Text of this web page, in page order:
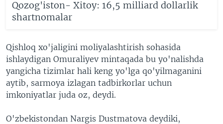
Qozog'iston- Xitoy: 16,5 milliard dollarlik
shartnomalar
Qishloq xo'jaligini moliyalashtirish sohasida
ishlaydigan Omuraliyev mintaqada bu yo'nalishda
yangicha tizimlar hali keng yo'lga qo'yilmaganini
aytib, sarmoya izlagan tadbirkorlar uchun
imkoniyatlar juda oz, deydi.
O'zbekistondan Nargis Dustmatova deydiki,